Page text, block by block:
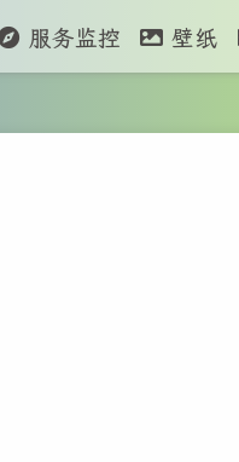
服务监控 壁纸